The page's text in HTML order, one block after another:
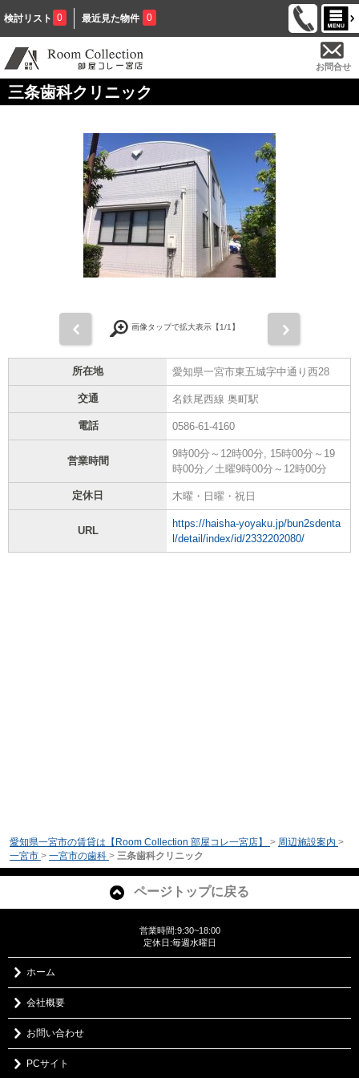
検討リスト 0 最近見た物件 0
お問合せ
三条歯科クリニック
画像タップで拡大表示【1/1】
所在地 愛知県一宮市東五城字中通り西28
交通 名鉄尾西線 奥町駅
電話 0586-61-4160
営業時間
9時00分～12時00分, 15時00分～19
時00分／土曜9時00分～12時00分
定休日 木曜・日曜・祝日
URL
https://haisha-yoyaku.jp/bun2sdenta
l/detail/index/id/2332202080/
愛知県一宮市の賃貸は【Room Collection 部屋コレ一宮店】 > 周辺施設案内 >
一宮市 > 一宮市の歯科 > 三条歯科クリニック
ページトップに戻る
営業時間:9:30~18:00
定休日:毎週水曜日
ホーム
会社概要
お問い合わせ
PCサイト